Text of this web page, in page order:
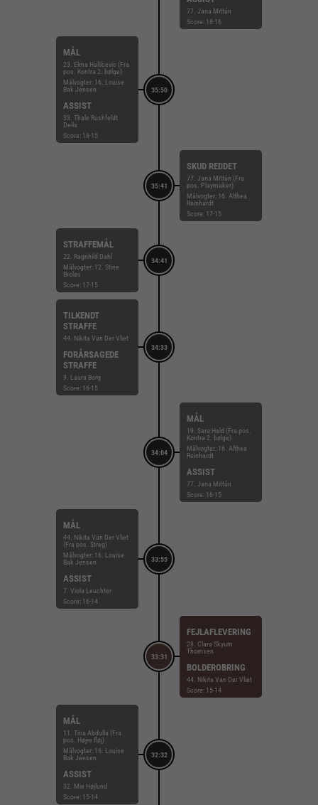
77. Jana Mittún
Score: 18-16
35:50
MÅL
23. Elma Halilcevic (Fra
pos. Kontra 2. bølge)
Målvogter: 16. Louise
Bak Jensen
ASSIST
33. Thale Rushfeldt
Deila
Score: 18-15
35:41
SKUD REDDET
77. Jana Mittún (Fra
pos. Playmaker)
Målvogter: 16. Althea
Reinhardt
Score: 17-15
34:41
STRAFFEMÅL
22. Ragnhild Dahl
Målvogter: 12. Stine
Broløs
Score: 17-15
34:33
TILKENDT
STRAFFE
44. Nikita Van Der Vliet
FORÅRSAGEDE
STRAFFE
9. Laura Borg
Score: 16-15
34:04
MÅL
19. Sara Hald (Fra pos.
Kontra 2. bølge)
Målvogter: 16. Althea
Reinhardt
ASSIST
77. Jana Mittún
Score: 16-15
33:55
MÅL
44. Nikita Van Der Vliet
(Fra pos. Streg)
Målvogter: 16. Louise
Bak Jensen
ASSIST
7. Viola Leuchter
Score: 16-14
33:31
FEJLAFLEVERING
28. Clara Skyum
Thomsen
BOLDEROBRING
44. Nikita Van Der Vliet
Score: 15-14
32:32
MÅL
11. Tina Abdulla (Fra
pos. Højre fløj)
Målvogter: 16. Louise
Bak Jensen
ASSIST
32. Mie Højlund
Score: 15-14